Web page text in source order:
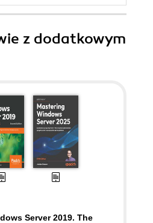
z dodatkowym
Server 2019. The